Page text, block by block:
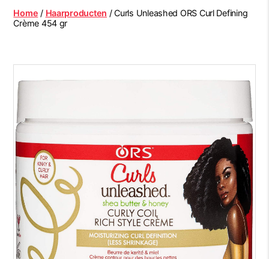
Beauty
Centre
Home / Haarproducten / Curls Unleashed ORS Curl Defining
Crème 454 gr